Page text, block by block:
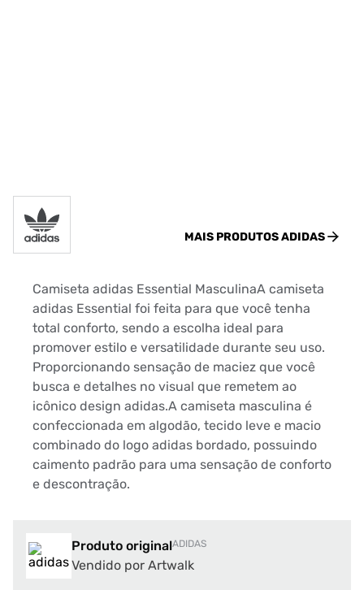
MAIS PRODUTOSADIDAS
Camiseta adidas Essential MasculinaA camiseta
adidas Essential foi feita para que você tenha
total conforto, sendo a escolha ideal para
promover estilo e versatilidade durante seu uso.
Proporcionando sensação de maciez que você
busca e detalhes no visual que remetem ao
icônico design adidas.A camiseta masculina é
confeccionada em algodão, tecido leve e macio
combinado do logo adidas bordado, possuindo
caimento padrão para uma sensação de conforto
e descontração.
Produto originalADIDAS
Vendido por Artwalk